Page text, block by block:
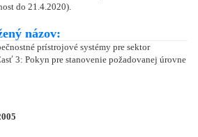
do 21.4.2020).
názov:
prístrojové systémy pre sektor
3: Pokyn pre stanovenie požadovanej úrovne